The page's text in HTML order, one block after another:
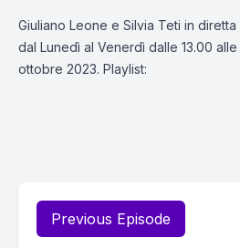
Giuliano Leone e Silvia Teti in
dal Lunedì al Venerdì dalle 13.00
ottobre 2023. Playlist:
Previous Episode